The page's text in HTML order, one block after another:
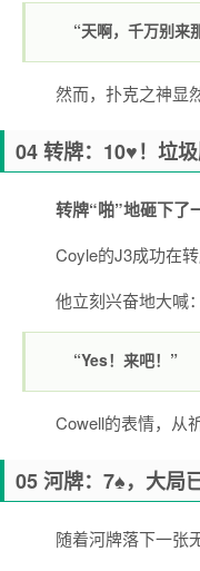
“天啊，千万别
然而，扑克之神显
04 转牌：10♥！垃
转牌“啪”地砸下了
Coyle的J3成功在转
他立刻兴奋地大喊：
“Yes！来吧！”
Cowell的表情，从
05 河牌：7♠，大局
随着河牌落下一张